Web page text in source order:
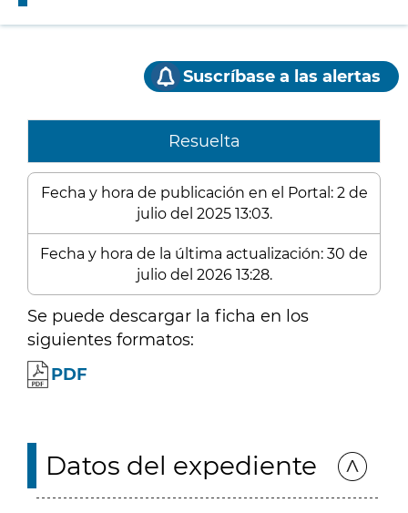
Suscríbase a las alertas
Resuelta
Fecha y hora de publicación en el Portal: 2 de
julio del 2025 13:03.
Fecha y hora de la última actualización: 30 de
julio del 2026 13:28.
Se puede descargar la ficha en los
siguientes formatos:
PDF
Datos del expediente